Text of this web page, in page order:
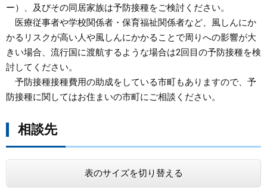
ー）、及びその同居家族は予防接種をご検討ください。
医療従事者や学校関係者・保育福祉関係者など、風しんにか
かるリスクが高い人や風しんにかかることで周りへの影響が大
きい場合、流行国に渡航するような場合は2回目の予防接種を検
討してください。
予防接種接種費用の助成をしている市町もありますので、予
防接種に関してはお住まいの市町にご相談ください。
相談先
表のサイズを切り替える